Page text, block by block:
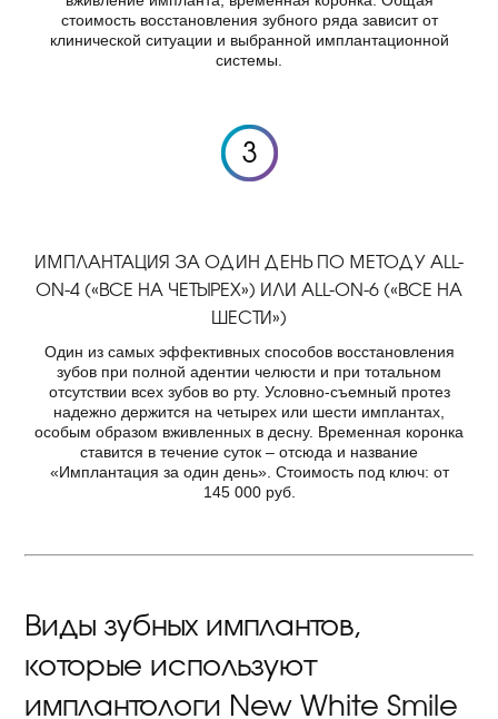
стоимость восстановления зубного ряда зависит от
клинической ситуации и выбранной имплантационной
системы.
ИМПЛАНТАЦИЯ ЗА ОДИН ДЕНЬ ПО МЕТОДУ ALL-
ON-4 («ВСЕ НА ЧЕТЫРЕХ») ИЛИ ALL-ON-6 («ВСЕ НА
ШЕСТИ»)
Один из самых эффективных способов восстановления
зубов при полной адентии челюсти и при тотальном
отсутствии всех зубов во рту. Условно-съемный протез
надежно держится на четырех или шести имплантах,
особым образом вживленных в десну. Временная коронка
ставится в течение суток – отсюда и название
«Имплантация за один день». Стоимость под ключ: от
145 000 руб.
Виды зубных имплантов,
которые используют
имплантологи New White Smile